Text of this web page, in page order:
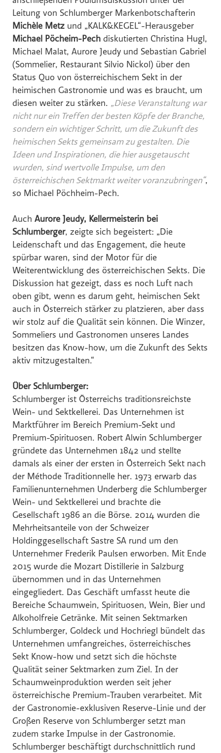
Leitung von Schlumberger Markenbotschafterin
Michèle Metz und „KALK&KEGEL“-Herausgeber
Michael Pöcheim-Pech diskutierten Christina Hugl,
Michael Malat, Aurore Jeudy und Sebastian Gabriel
(Sommelier, Restaurant Silvio Nickol) über den
Status Quo von österreichischem Sekt in der
heimischen Gastronomie und was es braucht, um
diesen weiter zu stärken. „Diese Veranstaltung war
nicht nur ein Treffen der besten Köpfe der Branche,
sondern ein wichtiger Schritt, um die Zukunft des
heimischen Sekts gemeinsam zu gestalten. Die
Ideen und Inspirationen, die hier ausgetauscht
wurden, sind wertvolle Impulse, um den
österreichischen Sektmarkt weiter voranzubringen“ ,
so Michael Pöchheim-Pech.
Auch Aurore Jeudy, Kellermeisterin bei
Schlumberger, zeigte sich begeistert: „Die
Leidenschaft und das Engagement, die heute
spürbar waren, sind der Motor für die
Weiterentwicklung des österreichischen Sekts. Die
Diskussion hat gezeigt, dass es noch Luft nach
oben gibt, wenn es darum geht, heimischen Sekt
auch in Österreich stärker zu platzieren, aber dass
wir stolz auf die Qualität sein können. Die Winzer,
Sommeliers und Gastronomen unseres Landes
besitzen das Know-how, um die Zukunft des Sekts
aktiv mitzugestalten.“
Über Schlumberger:
Schlumberger ist Österreichs traditionsreichste
Wein- und Sektkellerei. Das Unternehmen ist
Marktführer im Bereich Premium-Sekt und
Premium-Spirituosen. Robert Alwin Schlumberger
gründete das Unternehmen 1842 und stellte
damals als einer der ersten in Österreich Sekt nach
der Méthode Traditionnelle her. 1973 erwarb das
Familienunternehmen Underberg die Schlumberger
Wein- und Sektkellerei und brachte die
Gesellschaft 1986 an die Börse. 2014 wurden die
Mehrheitsanteile von der Schweizer
Holdinggesellschaft Sastre SA rund um den
Unternehmer Frederik Paulsen erworben. Mit Ende
2015 wurde die Mozart Distillerie in Salzburg
übernommen und in das Unternehmen
eingegliedert. Das Geschäft umfasst heute die
Bereiche Schaumwein, Spirituosen, Wein, Bier und
Alkoholfreie Getränke. Mit seinen Sektmarken
Schlumberger, Goldeck und Hochriegl bündelt das
Unternehmen umfangreiches, österreichisches
Sekt Know-how und setzt sich die höchste
Qualität seiner Sektmarken zum Ziel. In der
Schaumweinproduktion werden seit jeher
österreichische Premium-Trauben verarbeitet. Mit
der Gastronomie-exklusiven Reserve-Linie und der
Großen Reserve von Schlumberger setzt man
zudem starke Impulse in der Gastronomie.
Schlumberger beschäftigt durchschnittlich rund